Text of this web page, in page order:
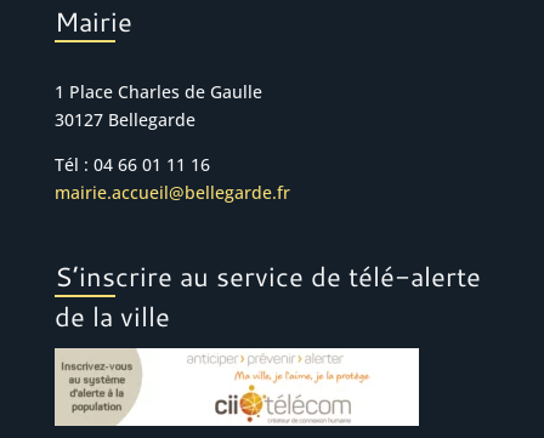
Mairie
1 Place Charles de Gaulle
30127 Bellegarde
Tél : 04 66 01 11 16
mairie.accueil@bellegarde.fr
S’inscrire au service de télé-alerte
de la ville